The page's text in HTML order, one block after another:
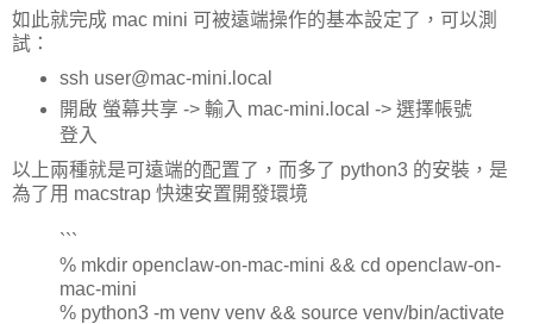
如此就完成 mac mini 可被遠端操作的基本設定了，可以測
試：
ssh user@mac-mini.local
開啟 螢幕共享 -> 輸入 mac-mini.local -> 選擇帳號
登入
以上兩種就是可遠端的配置了，而多了 python3 的安裝，是
為了用 macstrap 快速安置開發環境
```
% mkdir openclaw-on-mac-mini && cd openclaw-on-
mac-mini
% python3 -m venv venv && source venv/bin/activate